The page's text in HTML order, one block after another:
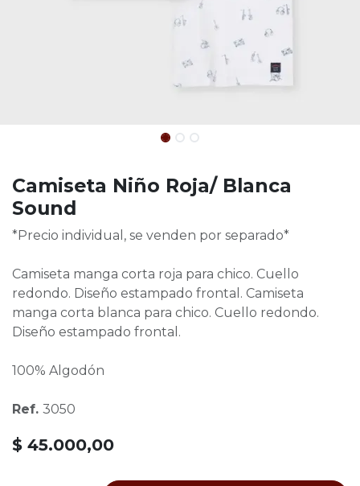
Camiseta Niño Roja/ Blanca
Sound
*Precio individual, se venden por separado*
Camiseta manga corta roja para chico. Cuello
redondo. Diseño estampado frontal. Camiseta
manga corta blanca para chico. Cuello redondo.
Diseño estampado frontal.
100% Algodón
Ref. 3050
$ 45.000,00